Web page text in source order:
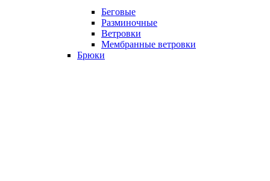
Беговые
Разминочные
Ветровки
Мембранные ветровки
Брюки